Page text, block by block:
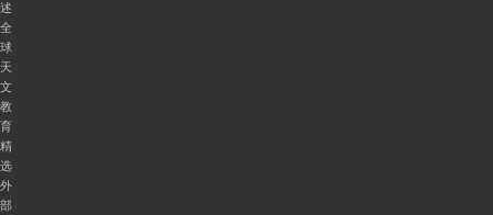
述
全
球
天
文
教
育
精
选
外
部